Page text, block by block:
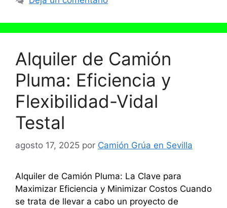
Alquiler de Camión
Pluma: Eficiencia y
Flexibilidad-Vidal
Testal
agosto 17, 2025 por Camión Grúa en Sevilla
Alquiler de Camión Pluma: La Clave para
Maximizar Eficiencia y Minimizar Costos Cuando
se trata de llevar a cabo un proyecto de